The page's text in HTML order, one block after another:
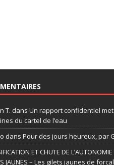
T. dans Un rapport confidentiel
du cartel de l’eau
dans Pour des jours heureux, par
ET CHUTE DE L’AUTONOMIE
JAUNES – Les gilets jaunes de